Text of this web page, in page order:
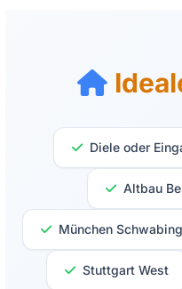
Diele oder
Altbau
München Schwabing
Stuttgart West